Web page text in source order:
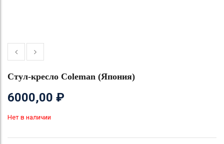
Стул-кресло Coleman (Япония)
6000,00 ₽
Нет в наличии